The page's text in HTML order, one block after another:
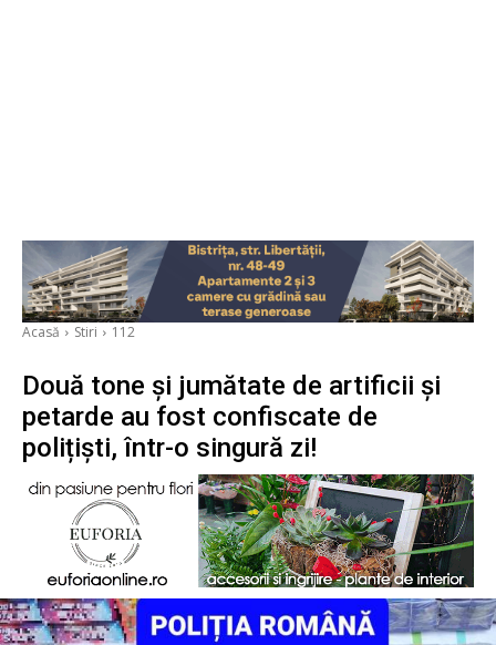
Acasă Stiri 112
Două tone și jumătate de artificii și
petarde au fost confiscate de
polițiști, într-o singură zi!